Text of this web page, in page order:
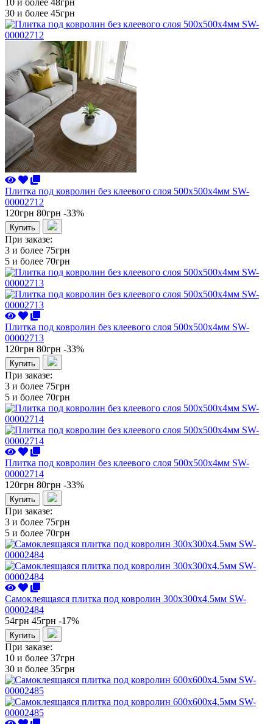
30 и более 45грн
Плитка под ковролин без клеевого слоя 500х500х4мм SW-
00002712
120грн 80грн -33%
Купить
При заказе:
3 и более 75грн
5 и более 70грн
Плитка под ковролин без клеевого слоя 500х500х4мм SW-
00002713
120грн 80грн -33%
Купить
При заказе:
3 и более 75грн
5 и более 70грн
Плитка под ковролин без клеевого слоя 500х500х4мм SW-
00002714
120грн 80грн -33%
Купить
При заказе:
3 и более 75грн
5 и более 70грн
Самоклеящаяся плитка под ковролин 300х300х4.5мм SW-
00002484
54грн 45грн -17%
Купить
При заказе:
10 и более 37грн
30 и более 35грн